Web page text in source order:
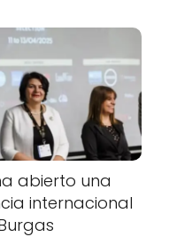
abierto una
internacional